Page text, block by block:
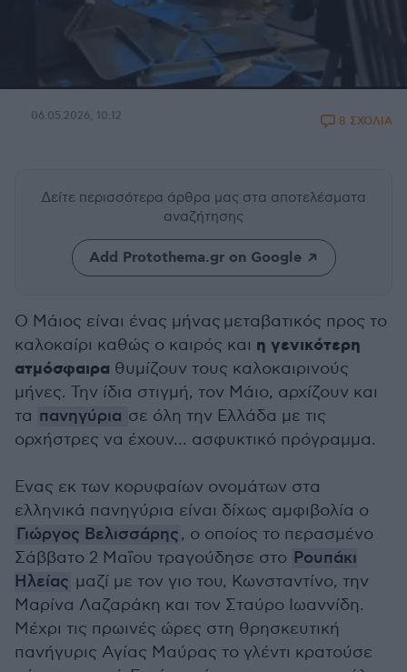
06.05.2026, 10:12 8 ΣΧΟΛΙΑ
Δείτε περισσότερα άρθρα μας στα αποτελέσματα
αναζήτησης
Add Protothema.gr on Google
Ο Μάιος είναι ένας μήνας μεταβατικός προς το
καλοκαίρι καθώς ο καιρός και η γενικότερη
ατμόσφαιρα θυμίζουν τους καλοκαιρινούς
μήνες. Την ίδια στιγμή, τον Μάιο, αρχίζουν και
τα πανηγύρια σε όλη την Ελλάδα με τις
ορχήστρες να έχουν... ασφυκτικό πρόγραμμα.
Ενας εκ των κορυφαίων ονομάτων στα
ελληνικά πανηγύρια είναι δίχως αμφιβολία ο
Γιώργος Βελισσάρης, ο οποίος το περασμένο
Σάββατο 2 Μαΐου τραγούδησε στο Ρουπάκι
Ηλείας μαζί με τον γιο του, Κωνσταντίνο, την
Μαρίνα Λαζαράκη και τον Σταύρο Ιωαννίδη.
Μέχρι τις πρωινές ώρες στη θρησκευτική
πανήγυρις Αγίας Μαύρας το γλέντι κρατούσε